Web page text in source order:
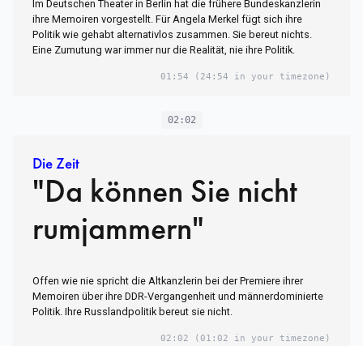
Im Deutschen Theater in Berlin hat die frühere Bundeskanzlerin
ihre Memoiren vorgestellt. Für Angela Merkel fügt sich ihre
Politik wie gehabt alternativlos zusammen. Sie bereut nichts.
Eine Zumutung war immer nur die Realität, nie ihre Politik.
01:54 (24:54 in your timezone)
02:02
Die Zeit
"Da können Sie nicht
rumjammern"
Offen wie nie spricht die Altkanzlerin bei der Premiere ihrer
Memoiren über ihre DDR-Vergangenheit und männerdominierte
Politik. Ihre Russlandpolitik bereut sie nicht.
02:02 (01:02 in your timezone)